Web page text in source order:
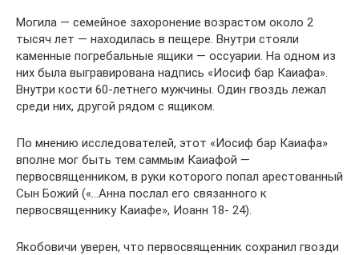
Могила — семейное захоронение возрастом около 2
тысяч лет — находилась в пещере. Внутри стояли
каменные погребальные ящики — оссуарии. На одном из
них была выгравирована надпись «Иосиф бар Каиафа».
Внутри кости 60-летнего мужчины. Один гвоздь лежал
среди них, другой рядом с ящиком.
По мнению исследователей, этот «Иосиф бар Каиафа»
вполне мог быть тем саммым Каиафой —
первосвященником, в руки которого попал арестованный
Сын Божий («…Анна послал его связанного к
первосвященнику Каиафе», Иоанн 18- 24).
Якобовичи уверен, что первосвященник сохранил гвозди